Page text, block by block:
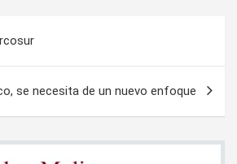
se necesita de un nuevo enfoque